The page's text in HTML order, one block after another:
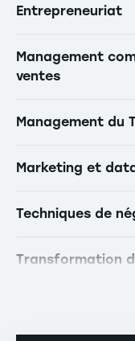
Entrepreneuriat
Management
ventes
Management du
Marketing et
Techniques de
Transformation